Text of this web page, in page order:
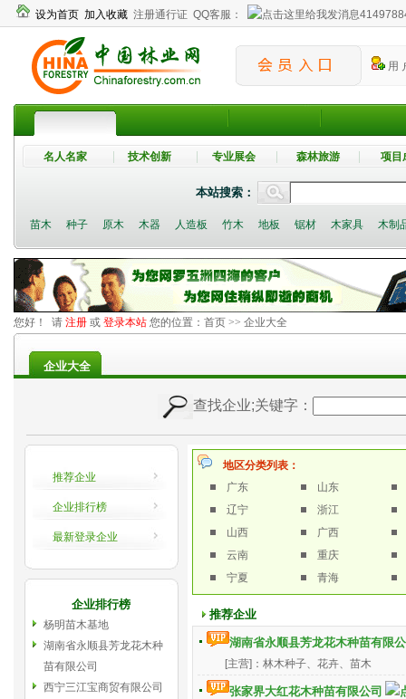
设为首页 加入收藏 注册通行证 QQ客服：
用
名人名家 技术创新 专业展会 森林旅游 项目
本站搜索：
苗木 种子 原木 木器 人造板 竹木 地板 锯材 木家具 木制
您好！ 请 注册 或 登录本站 您的位置： 首页 >> 企业大全
企业大全
查找企业;关键字：
推荐企业
企业排行榜
最新登录企业
企业排行榜
杨明苗木基地
湖南省永顺县芳龙花木种
苗有限公司
西宁三江宝商贸有限公司
地区分类列表：
广东
山东
辽宁
浙江
山西
广西
云南
重庆
宁夏
青海
推荐企业
湖南省永顺县芳龙花木种苗有限
[主营]：林木种子、花卉、苗木
张家界大红花木种苗有限公司